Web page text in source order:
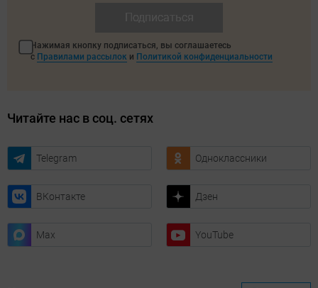
Нажимая кнопку подписаться, вы соглашаетесь
с Правилами рассылок и Политикой конфиденциальности
Читайте нас в соц. сетях
Telegram Одноклассники
ВКонтакте Дзен
Max YouTube